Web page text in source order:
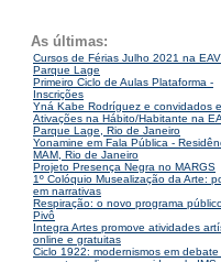
As últimas:
Cursos de Férias Julho 2021 na EAV
Parque Lage
Primeiro Ciclo de Aulas Plataforma -
Inscrições
Yná Kabe Rodríguez e convidados
Ativações na Hábito/Habitante na
Parque Lage, Rio de Janeiro
Yonamine em Fala Pública -
MAM, Rio de Janeiro
Projeto Presença Negra no MARGS
1º Colóquio Musealização da Arte:
em narrativas
Respiração: o novo programa
Pivô
Integra Artes promove atividades
online e gratuitas
Ciclo 1922: modernismos em debate